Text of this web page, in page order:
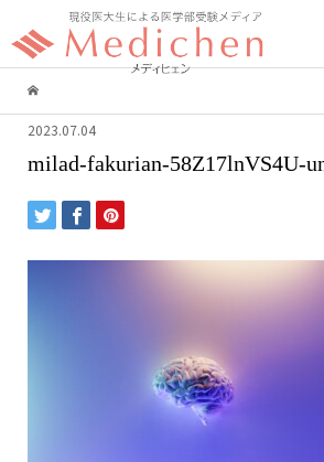
2023.07.04
milad-fakurian-58Z17lnVS4U-